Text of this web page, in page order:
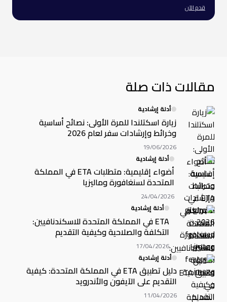
قدم الآن
مقالات ذات صلة
أدلة إرشادية
زيارة اسكتلندا للمرة الأولى: نصائح أساسية
وخرائط وإرشادات سفر لعام 2026
19/06/2026
أدلة إرشادية
أضواء إقليمية: متطلبات ETA في المملكة
المتحدة لسنغافورة وماليزيا
24/04/2026
أدلة إرشادية
ETA في المملكة المتحدة للاسكندنافيين:
التكلفة والصلاحية وكيفية التقديم
17/04/2026
أدلة إرشادية
دليل تطبيق ETA في المملكة المتحدة: كيفية
التقديم على الآيفون والأندرويد
11/04/2026